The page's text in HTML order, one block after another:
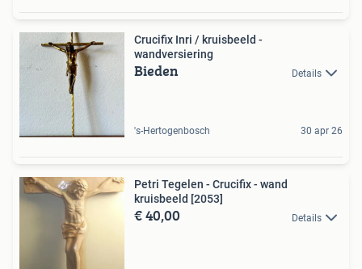
Crucifix Inri / kruisbeeld -
wandversiering
Bieden Details
's-Hertogenbosch 30 apr 26
Petri Tegelen - Crucifix - wand
kruisbeeld [2053]
€ 40,00 Details